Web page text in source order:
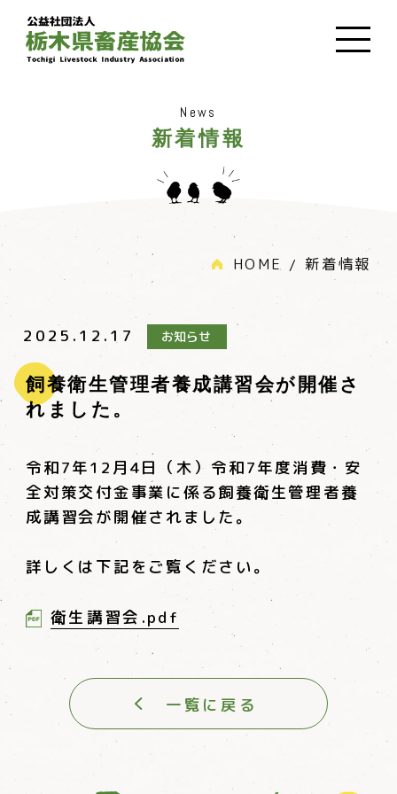
News
新着情報
HOME 新着情報
2025.12.17 お知らせ
飼養衛生管理者養成講習会が開催さ
れました。
令和7年12月4日（木）令和7年度消費・安
全対策交付金事業に係る飼養衛生管理者養
成講習会が開催されました。
詳しくは下記をご覧ください。
衛生講習会.pdf
一覧に戻る